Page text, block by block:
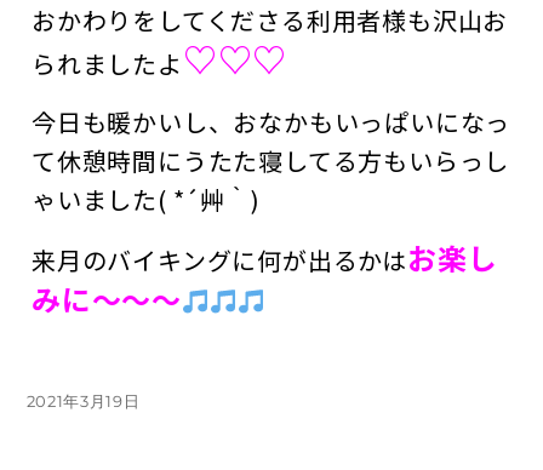
おかわりをしてくださる利用者様も沢山お
られましたよ♡♡♡
今日も暖かいし、おなかもいっぱいになっ
て休憩時間にうたた寝してる方もいらっし
ゃいました( *´艸｀)
来月のバイキングに何が出るかはお楽し
みに～～～
投
2021年3月19日